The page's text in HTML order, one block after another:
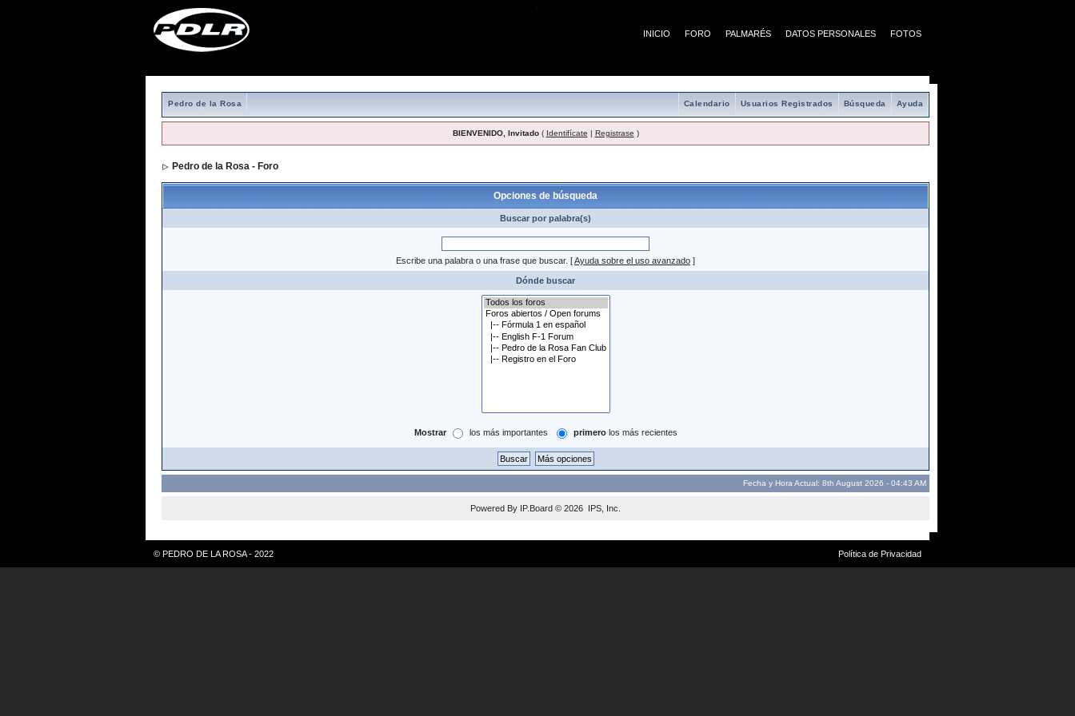
INICIO FORO PALMARÉS DATOS PERSONALES FOTOS
Pedro de la Rosa Ayuda
Búsqueda
Usuarios Registrados
Calendario
BIENVENIDO, Invitado( Identifícate | Registrase )
Pedro de la Rosa - Foro
Opciones de búsqueda
Buscar por palabra(s)
Escribe una palabra o una frase que buscar. [Ayuda sobre el uso avanzado ]
Dónde buscar
Mostrar los más importantes primerolos más recientes
Fecha y Hora Actual: 8th August 2026 - 04:43 AM
Powered By IP.Board © 2026 IPS, Inc
© PEDRO DE LA ROSA - 2022 Política de Privacidad